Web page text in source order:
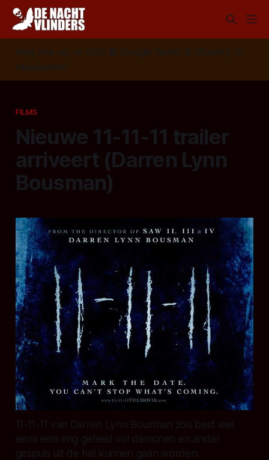
Volg ons op: 📣 RSS 📰 Google News 🦋 Bluesky
✉️
Nieuwsbrief
FILMS
Nieuwe 11-11-11 trailer
arriveert (Darren Lynn
Bousman)
11-11-11 van Darren Lynn Bousman zou best wel
eens een eng geheel vol demonen en ander
gespuis uit de hel kunnen gaan worden.